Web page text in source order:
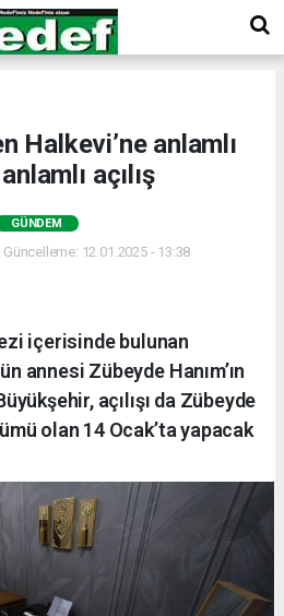
Halkevi’ne anlamlı
açılış
GÜNDEM
Güncelleme: 12.01.2025 - 13:38
içerisinde bulunan
annesi Zübeyde Hanım’ın
açılışı da Zübeyde
olan 14 Ocak’ta yapacak